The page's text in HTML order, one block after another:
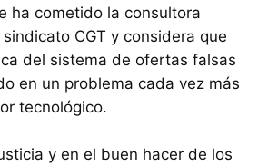
ha cometido la consultora
CGT y considera que
del sistema de ofertas falsas
en un problema cada vez más
tecnológico.
y en el buen hacer de los